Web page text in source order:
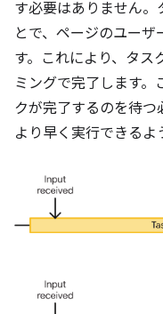
す必要はありません。
とで、ページのユー
す。これにより、タス
ミングで完了します。
クが完了するのを待
より早く実行できるよ